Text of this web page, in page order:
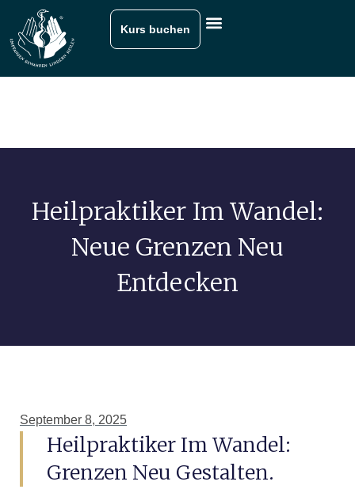
Kurs buchen
Heilpraktiker Im Wandel:
Neue Grenzen Neu
Entdecken
September 8, 2025
Heilpraktiker Im Wandel:
Grenzen Neu Gestalten.